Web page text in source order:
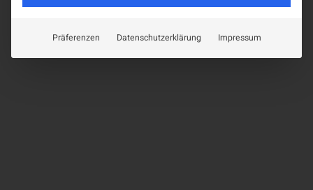
Präferenzen Datenschutzerklärung Impressum